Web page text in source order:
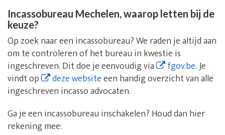
Incassobureau Mechelen, waarop letten bij de
keuze?
Op zoek naar een incassobureau? We raden je altijd aan
om te controleren of het bureau in kwestie is
ingeschreven. Dit doe je eenvoudig via
fgov.be. Je
vindt op
deze websiteeen handig overzicht van alle
ingeschreven incasso advocaten.
Ga je een incassobureau inschakelen? Houd dan hier
rekening mee: